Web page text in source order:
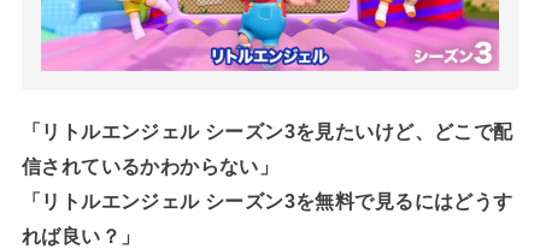
「リトルエンジェル シーズン3を見たいけど、どこで配
信されているかわからない」
「リトルエンジェル シーズン3を無料で見るにはどうす
れば良い？」